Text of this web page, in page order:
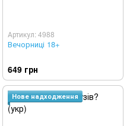
Артикул: 4988
Вечорниці 18+
649 грн
Нове надходження